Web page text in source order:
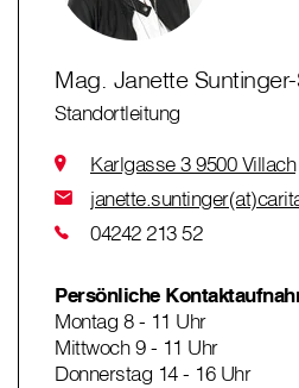
Mag. Janette
Standortleitung
Karlgasse 3 9500 Villach
04242 213 52
Persönliche
Montag 8 - 11 Uhr
Mittwoch 9 - 11 Uhr
Donnerstag 14 - 16 Uhr